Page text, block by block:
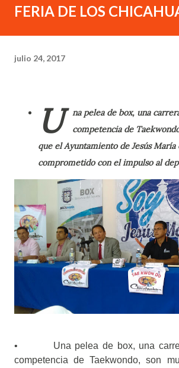
FERIA DE LOS
julio 24, 2017
U
na pelea de box, una
competencia de
que el Ayuntamiento de Jesús María
comprometido con el impulso al
• Una pelea de box, una
competencia de Taekwondo, son